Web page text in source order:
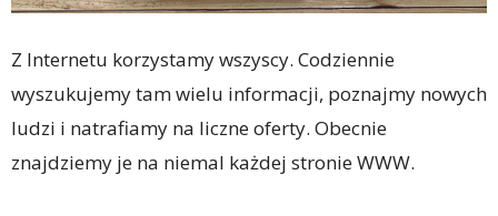
Z Internetu korzystamy wszyscy. Codziennie
wyszukujemy tam wielu informacji, poznajmy nowych
ludzi i natrafiamy na liczne oferty. Obecnie
znajdziemy je na niemal każdej stronie WWW.